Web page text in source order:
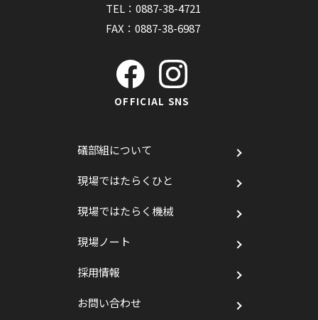
TEL：0887-38-4721
FAX：0887-38-6987
OFFICIAL SNS
礒部組について
現場ではたらくひと
現場ではたらく機械
現場ノート
採用情報
お問い合わせ